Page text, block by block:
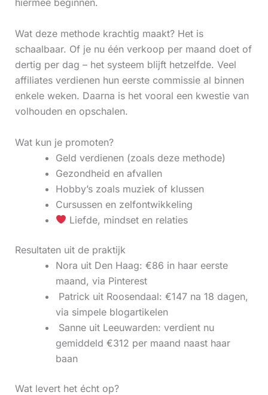
hiermee beginnen.
Wat deze methode krachtig maakt? Het is
schaalbaar. Of je nu één verkoop per maand doet of
dertig per dag – het systeem blijft hetzelfde. Veel
affiliates verdienen hun eerste commissie al binnen
enkele weken. Daarna is het vooral een kwestie van
volhouden en opschalen.
Wat kun je promoten?
Geld verdienen (zoals deze methode)
Gezondheid en afvallen
Hobby’s zoals muziek of klussen
Cursussen en zelfontwikkeling
Liefde, mindset en relaties
Resultaten uit de praktijk
Nora uit Den Haag: €86 in haar eerste
maand, via Pinterest
‍ Patrick uit Roosendaal: €147 na 18 dagen,
via simpele blogartikelen
‍ Sanne uit Leeuwarden: verdient nu
gemiddeld €312 per maand naast haar
baan
Wat levert het écht op?